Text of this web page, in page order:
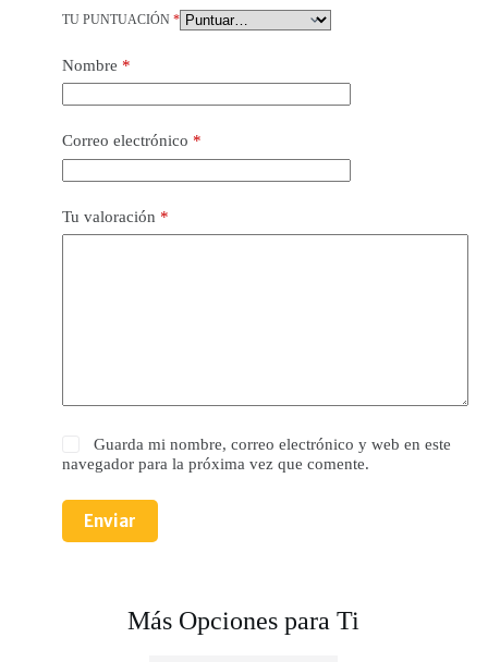
TU PUNTUACIÓN *
Nombre *
Correo electrónico *
Tu valoración *
Guarda mi nombre, correo electrónico y web en este
navegador para la próxima vez que comente.
Enviar
Más Opciones para Ti